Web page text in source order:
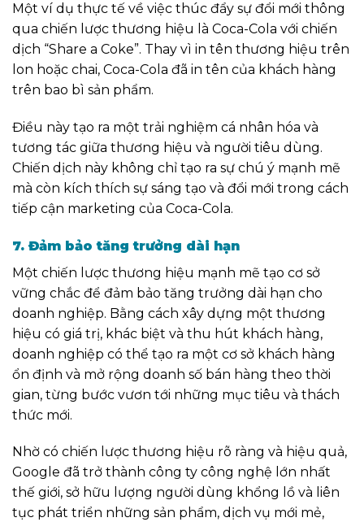
Một ví dụ thực tế về việc thúc đẩy sự đổi mới thông
qua chiến lược thương hiệu là Coca-Cola với chiến
dịch “Share a Coke”. Thay vì in tên thương hiệu trên
lon hoặc chai, Coca-Cola đã in tên của khách hàng
trên bao bì sản phẩm.
Điều này tạo ra một trải nghiệm cá nhân hóa và
tương tác giữa thương hiệu và người tiêu dùng.
Chiến dịch này không chỉ tạo ra sự chú ý mạnh mẽ
mà còn kích thích sự sáng tạo và đổi mới trong cách
tiếp cận marketing của Coca-Cola.
7. Đảm bảo tăng trưởng dài hạn
Một chiến lược thương hiệu mạnh mẽ tạo cơ sở
vững chắc để đảm bảo tăng trưởng dài hạn cho
doanh nghiệp. Bằng cách xây dựng một thương
hiệu có giá trị, khác biệt và thu hút khách hàng,
doanh nghiệp có thể tạo ra một cơ sở khách hàng
ổn định và mở rộng doanh số bán hàng theo thời
gian, từng bước vươn tới những mục tiêu và thách
thức mới.
Nhờ có chiến lược thương hiệu rõ ràng và hiệu quả,
Google đã trở thành công ty công nghệ lớn nhất
thế giới, sở hữu lượng người dùng khổng lồ và liên
tục phát triển những sản phẩm, dịch vụ mới mẻ,